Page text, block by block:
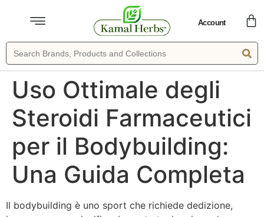
Account
Uso Ottimale degli
Steroidi Farmaceutici
per il Bodybuilding:
Una Guida Completa
Il bodybuilding è uno sport che richiede dedizione,